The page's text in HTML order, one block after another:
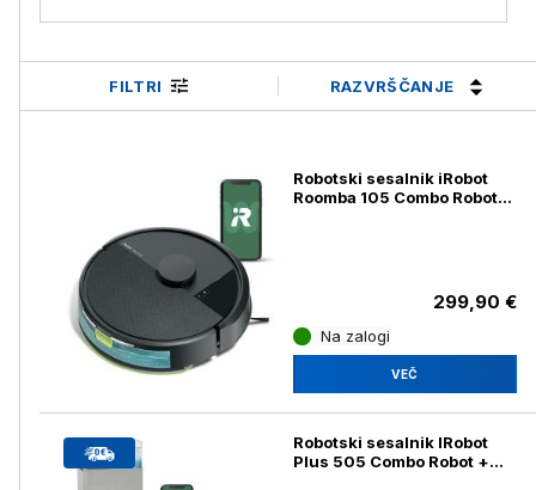
FILTRI RAZVRŠČANJE
Robotski sesalnik iRobot
Roomba 105 Combo Robot
299,90 €
Na zalogi
VEČ
Robotski sesalnik IRobot
Plus 505 Combo Robot +